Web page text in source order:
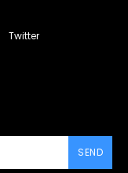
Twitter
SEND